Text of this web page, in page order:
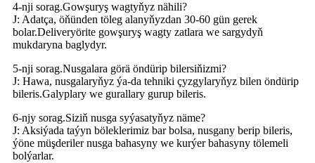
4-nji sorag.Gowşuryş wagtyňyz nähili?
J: Adatça, öňünden töleg alanyňyzdan 30-60 gün gerek
bolar.Deliveryörite gowşuryş wagty zatlara we sargydyň
mukdaryna baglydyr.
5-nji sorag.Nusgalara görä öndürip bilersiňizmi?
J: Hawa, nusgalaryňyz ýa-da tehniki çyzgylaryňyz bilen öndürip
bileris.Galyplary we gurallary gurup bileris.
6-njy sorag.Siziň nusga syýasatyňyz näme?
J: Aksiýada taýyn böleklerimiz bar bolsa, nusgany berip bileris,
ýöne müşderiler nusga bahasyny we kurýer bahasyny tölemeli
bolýarlar.